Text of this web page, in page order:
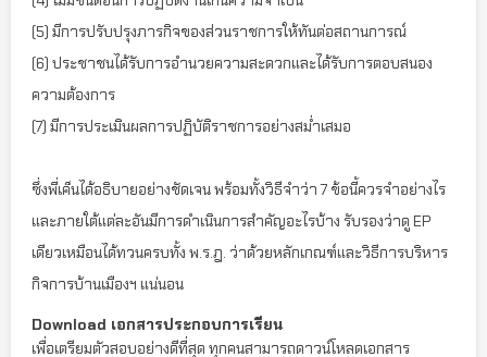
(5) มีการปรับปรุงภารกิจของส่วนราชการให้ทันต่อสถานการณ์
(6) ประชาชนได้รับการอำนวยความสะดวกและได้รับการตอบสนอง
ความต้องการ
(7) มีการประเมินผลการปฏิบัติราชการอย่างสม่ำเสมอ
ซึ่งพี่เค็นได้อธิบายอย่างชัดเจน พร้อมทั้งวิธีจำว่า 7 ข้อนี้ควรจำอย่างไร
และภายใต้แต่ละอันมีการดำเนินการสำคัญอะไรบ้าง รับรองว่าดู EP
เดียวเหมือนได้ทวนครบทั้ง พ.ร.ฎ. ว่าด้วยหลักเกณฑ์และวิธีการบริหาร
กิจการบ้านเมืองฯ แน่นอน
Download เอกสารประกอบการเรียน
เพื่อเตรียมตัวสอบอย่างดีที่สุด ทุกคนสามารถดาวน์โหลดเอกสาร